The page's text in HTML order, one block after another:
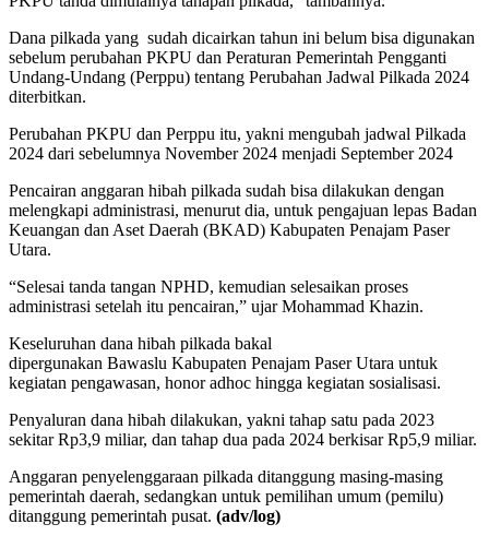
Dana pilkada yang sudah dicairkan tahun ini belum bisa digunakan
sebelum perubahan PKPU dan Peraturan Pemerintah Pengganti
Undang-Undang (Perppu) tentang Perubahan Jadwal Pilkada 2024
diterbitkan.
Perubahan PKPU dan Perppu itu, yakni mengubah jadwal Pilkada
2024 dari sebelumnya November 2024 menjadi September 2024
Pencairan anggaran hibah pilkada sudah bisa dilakukan dengan
melengkapi administrasi, menurut dia, untuk pengajuan lepas Badan
Keuangan dan Aset Daerah (BKAD) Kabupaten Penajam Paser
Utara.
“Selesai tanda tangan NPHD, kemudian selesaikan proses
administrasi setelah itu pencairan,” ujar Mohammad Khazin.
Keseluruhan dana hibah pilkada bakal
dipergunakan Bawaslu Kabupaten Penajam Paser Utara untuk
kegiatan pengawasan, honor adhoc hingga kegiatan sosialisasi.
Penyaluran dana hibah dilakukan, yakni tahap satu pada 2023
sekitar Rp3,9 miliar, dan tahap dua pada 2024 berkisar Rp5,9 miliar.
Anggaran penyelenggaraan pilkada ditanggung masing-masing
pemerintah daerah, sedangkan untuk pemilihan umum (pemilu)
ditanggung pemerintah pusat. (adv/log)